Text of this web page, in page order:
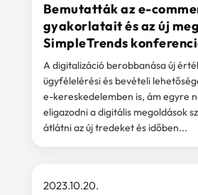
Bemutatták az e-
gyakorlatait és az új
SimpleTrends
A digitalizáció berobbanása új
ügyfélelérési és bevételi
e-kereskedelemben is, ám egyre
eligazodni a digitális megoldások
átlátni az új tredeket és időben...
2023.10.20.